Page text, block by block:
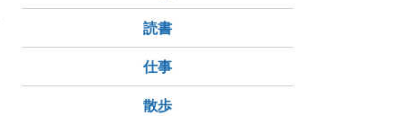
読書
仕事
散歩